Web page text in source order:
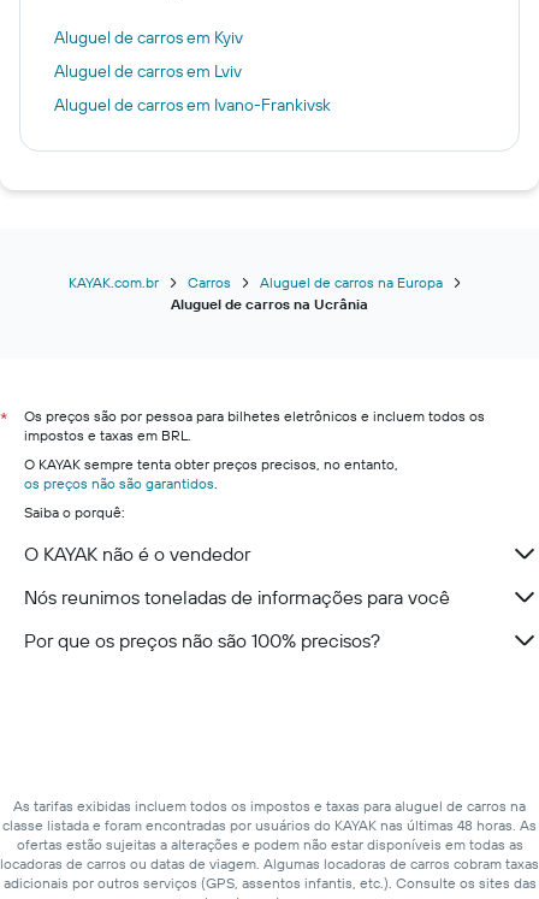
Aluguel de carros em Kyiv
Aluguel de carros em Lviv
Aluguel de carros em Ivano-Frankivsk
KAYAK.com.br Carros
Aluguel de carros na Europa
Aluguel de carros na Ucrânia
*
Os preços são por pessoa para bilhetes eletrônicos e incluem todos os
impostos e taxas em BRL.
O KAYAK sempre tenta obter preços precisos, no entanto,
os preços não são garantidos
Saiba o porquê:
O KAYAK não é o vendedor
Nós reunimos toneladas de informações para você
Por que os preços não são 100% precisos?
As tarifas exibidas incluem todos os impostos e taxas para aluguel de carros na
classe listada e foram encontradas por usuários do KAYAK nas últimas 48 horas. As
ofertas estão sujeitas a alterações e podem não estar disponíveis em todas as
locadoras de carros ou datas de viagem. Algumas locadoras de carros cobram taxas
adicionais por outros serviços (GPS, assentos infantis, etc.). Consulte os sites das